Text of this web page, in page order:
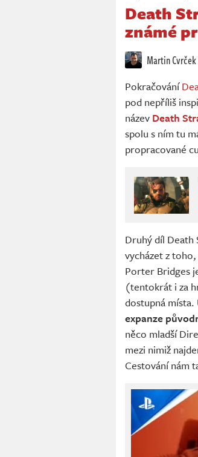
Death
známé
Martin Cvrček
Pokračování
pod nepříliš
název Death
spolu s ním tu
propracované
Druhý díl Death
vycházet z
Porter Bridges
(tentokrát i za
dostupná
expanze
něco mladší
mezi nimiž
Cestování nám